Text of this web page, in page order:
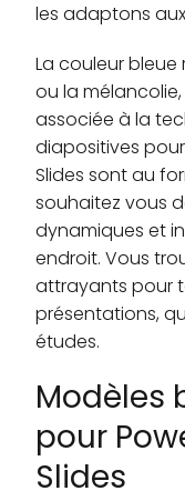
les adaptons
La couleur
ou la
associée à la
diapositives
Slides sont au
souhaitez vous
dynamiques et
endroit. Vous
attrayants pour
présentations,
études.
Modèles
pour
Slides